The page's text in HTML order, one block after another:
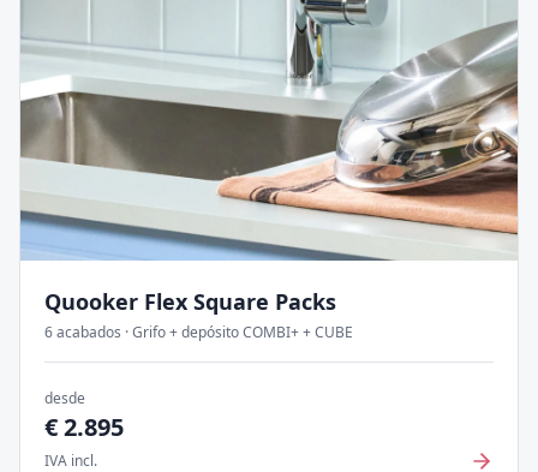
Quooker Flex Square Packs
6acabados ·Grifo + depósito COMBI+ + CUBE
desde
€2.895
IVA incl.